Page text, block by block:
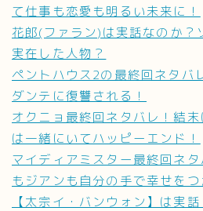
て仕事も恋愛も明るい未来に！
花郎(ファラン)は実話なのか？
実在した人物？
ペントハウス2の最終回ネタバ
ダンテに復讐される！
オクニョ最終回ネタバレ！結
は一緒にいてハッピーエンド！
マイディアミスター最終回ネ
もジアンも自分の手で幸せをつ
【太宗イ・バンウォン】は実